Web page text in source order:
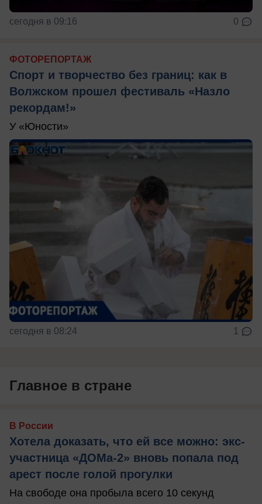
сегодня в 09:16 0
ФОТОРЕПОРТАЖ
Спорт и творчество без границ: как в
Волжском прошел фестиваль «Назло
рекордам!»
У «Юности»
сегодня в 08:24 1
Главное в стране
В России
Хотела доказать, что ей все можно: экс-
участница «ДОМа-2» вновь попала под
арест после голой прогулки
На свободе она пробыла всего 10 секунд